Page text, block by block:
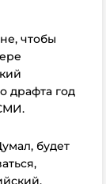
чтобы
драфта год
будет